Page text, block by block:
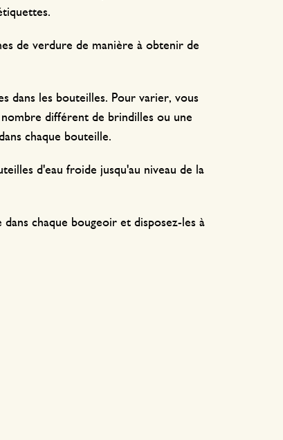
de verdure de manière à obtenir de
dans les bouteilles. Pour varier, vous
différent de brindilles ou une
chaque bouteille.
d'eau froide jusqu'au niveau de la
dans chaque bougeoir et disposez-les à